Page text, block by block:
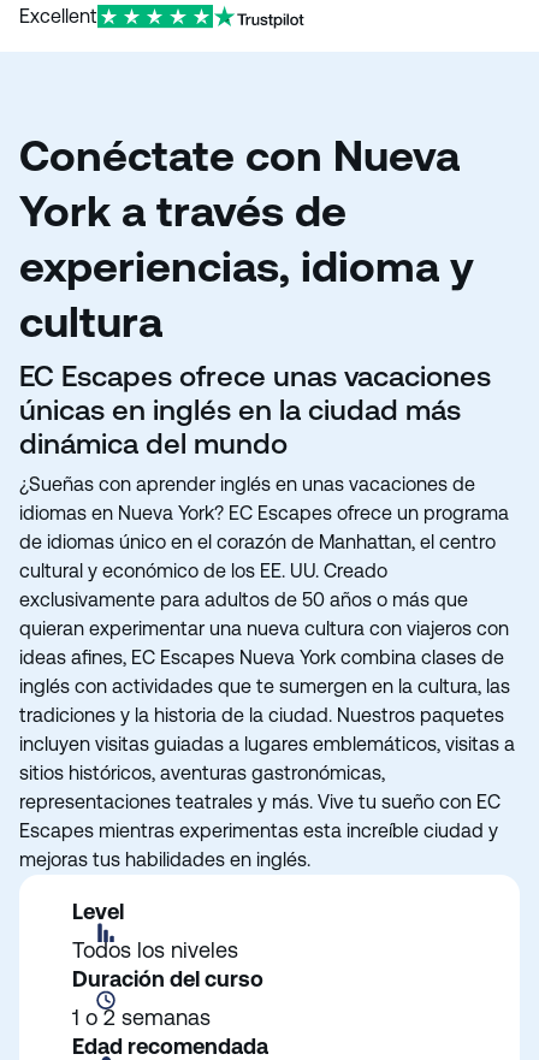
Excellent
Conéctate con Nueva
York a través de
experiencias, idioma y
cultura
EC Escapes ofrece unas vacaciones
únicas en inglés en la ciudad más
dinámica del mundo
¿Sueñas con aprender inglés en unas vacaciones de
idiomas en Nueva York? EC Escapes ofrece un programa
de idiomas único en el corazón de Manhattan, el centro
cultural y económico de los EE. UU. Creado
exclusivamente para adultos de 50 años o más que
quieran experimentar una nueva cultura con viajeros con
ideas afines, EC Escapes Nueva York combina clases de
inglés con actividades que te sumergen en la cultura, las
tradiciones y la historia de la ciudad. Nuestros paquetes
incluyen visitas guiadas a lugares emblemáticos, visitas a
sitios históricos, aventuras gastronómicas,
representaciones teatrales y más. Vive tu sueño con EC
Escapes mientras experimentas esta increíble ciudad y
mejoras tus habilidades en inglés.
Level
Todos los niveles
Duración del curso
1 o 2 semanas
Edad recomendada